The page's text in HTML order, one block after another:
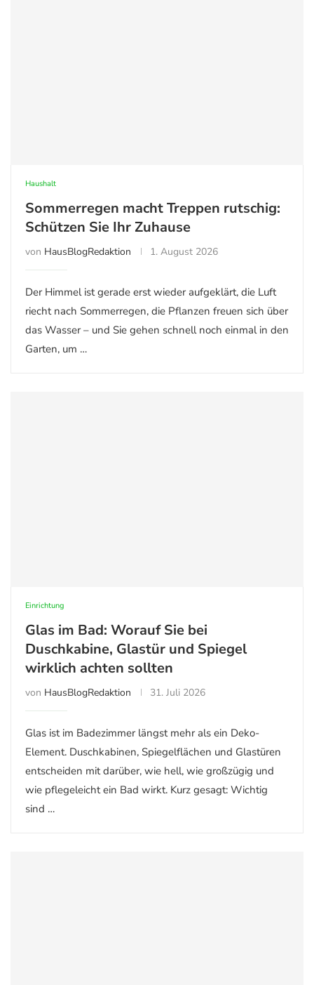
Haushalt
Sommerregen macht Treppen rutschig:
Schützen Sie Ihr Zuhause
von HausBlogRedaktion 1. August 2026
Der Himmel ist gerade erst wieder aufgeklärt, die Luft
riecht nach Sommerregen, die Pflanzen freuen sich über
das Wasser – und Sie gehen schnell noch einmal in den
Garten, um …
Einrichtung
Glas im Bad: Worauf Sie bei
Duschkabine, Glastür und Spiegel
wirklich achten sollten
von HausBlogRedaktion 31. Juli 2026
Glas ist im Badezimmer längst mehr als ein Deko-
Element. Duschkabinen, Spiegelflächen und Glastüren
entscheiden mit darüber, wie hell, wie großzügig und
wie pflegeleicht ein Bad wirkt. Kurz gesagt: Wichtig
sind …